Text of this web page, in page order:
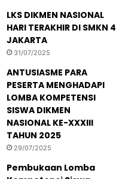
LKS DIKMEN NASIONAL
HARI TERAKHIR DI SMKN 4
JAKARTA
31/07/2025
ANTUSIASME PARA
PESERTA MENGHADAPI
LOMBA KOMPETENSI
SISWA DIKMEN
NASIONAL KE-XXXIII
TAHUN 2025
29/07/2025
Pembukaan Lomba